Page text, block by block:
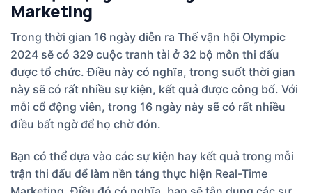
Marketing
Trong thời gian 16 ngày diễn ra Thế vận hội Olympic
2024 sẽ có 329 cuộc tranh tài ở 32 bộ môn thi đấu
được tổ chức. Điều này có nghĩa, trong suốt thời gian
này sẽ có rất nhiều sự kiện, kết quả được công bố. Với
mỗi cổ động viên, trong 16 ngày này sẽ có rất nhiều
điều bất ngờ để họ chờ đón.
Bạn có thể dựa vào các sự kiện hay kết quả trong mỗi
trận thi đấu để làm nền tảng thực hiện Real-Time